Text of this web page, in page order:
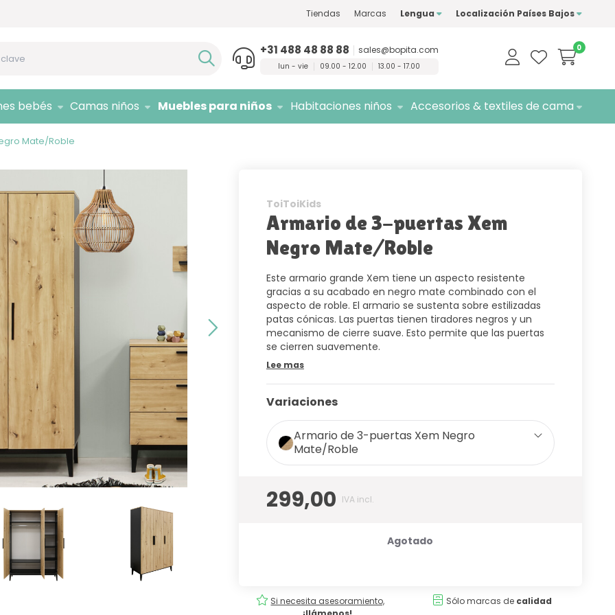
Sólo marcas de calidad Entregagratuita
Tiendas Marcas Lengua Localización Países Bajos
0
+31 488 48 88 88 sales@bopita.com
lun - vie 09.00 - 12.00 13.00 - 17.00
bebés Camas niños Muebles para niños Habitaciones niños Accesorios & textiles de cama
Mate/Roble
ToiToiKids
Armario de 3-puertas Xem
Negro Mate/Roble
Este armario grande Xem tiene un aspecto resistente
gracias a su acabado en negro mate combinado con el
aspecto de roble. El armario se sustenta sobre estilizadas
patas cónicas. Las puertas tienen tiradores negros y un
mecanismo de cierre suave. Esto permite que las puertas
se cierren suavemente.
Lee mas
Variaciones
Armario de 3-puertas Xem Negro
Mate/Roble
299,00 IVA incl.
Agotado
Si necesita asesoramiento,
Sólo marcas de calidad